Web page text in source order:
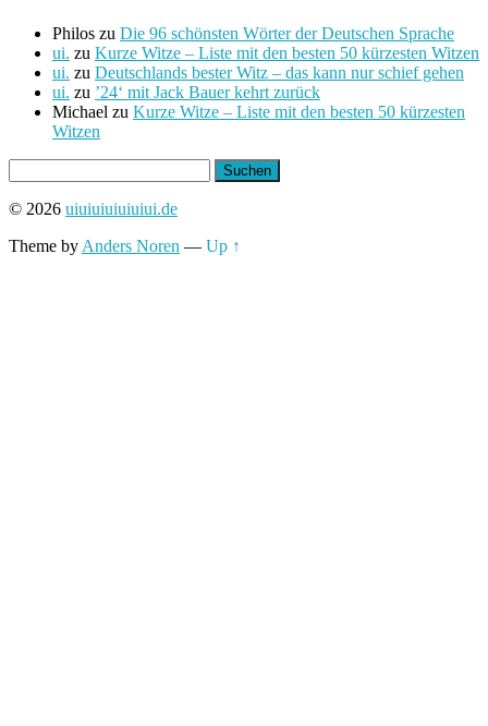
Philos zu Die 96 schönsten Wörter der Deutschen Sprache
ui. zu Kurze Witze – Liste mit den besten 50 kürzesten Witzen
ui. zu Deutschlands bester Witz – das kann nur schief gehen
ui. zu ’24‘ mit Jack Bauer kehrt zurück
Michael zu Kurze Witze – Liste mit den besten 50 kürzesten
Witzen
nach:
© 2026 uiuiuiuiuiuiui.de
Theme by Anders Noren — Up ↑